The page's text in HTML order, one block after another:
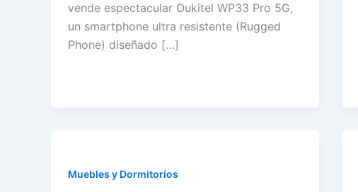
vende espectacular Oukitel WP33 Pro 5G,
un smartphone ultra resistente (Rugged
Phone) diseñado […]
Muebles y Dormitorios